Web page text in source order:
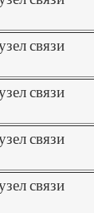
связи
связи
связи
связи